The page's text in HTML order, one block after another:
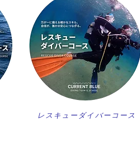
レスキューダイバーコース